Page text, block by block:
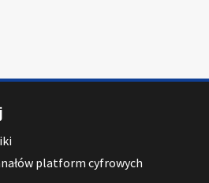
platform cyfrowych